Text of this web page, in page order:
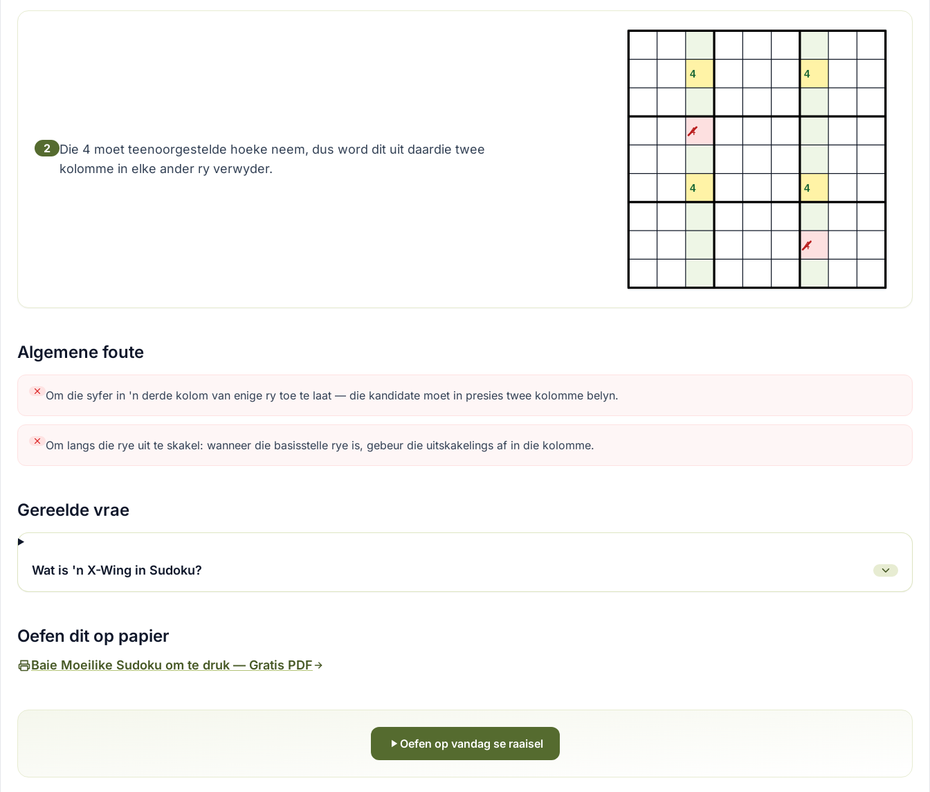
2
Die 4 moet teenoorgestelde hoeke neem, dus word dit uit daardie twee
kolomme in elke ander ry verwyder.
Algemene foute
Om die syfer in 'n derde kolom van enige ry toe te laat — die kandidate moet in presies twee kolomme belyn.
Om langs die rye uit te skakel: wanneer die basisstelle rye is, gebeur die uitskakelings af in die kolomme.
Gereelde vrae
Wat is 'n X-Wing in Sudoku?
Oefen dit op papier
Baie Moeilike Sudoku om te druk — Gratis PDF
Oefen op vandag se raaisel